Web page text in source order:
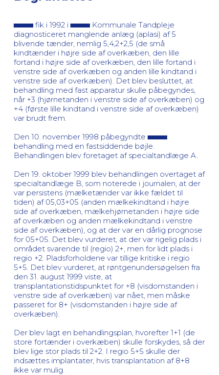
fik i 1992 i
Kommunale Tandpleje
diagnosticeret manglende anlæg (aplasi) af 5
blivende tænder, nemlig 5,4,2+2,5 (de små
kindtænder i højre side af overkæben, den lille
fortand i højre side af overkæben, den lille fortand i
venstre side af overkæben og anden lille kindtand i
venstre side af overkæben). Det blev besluttet, at
behandling med fast apparatur skulle påbegyndes,
når +3 (hjørnetanden i venstre side af overkæben) og
+4 (første lille kindtand i venstre side af overkæben)
var brudt frem.
Den 10. november 1998 påbegyndte
behandling med en fastsiddende bøjle.
Behandlingen blev foretaget af specialtandlæge A.
Den 19. oktober 1999 blev behandlingen overtaget af
specialtandlæge B, som noterede i journalen, at der
var persistens (mælketænder var ikke fældet til
tiden) af 05,03+05 (anden mælkekindtand i højre
side af overkæben, mælkehjørnetanden i højre side
af overkæben og anden mælkekindtand i venstre
side af overkæben), og at der var en dårlig prognose
for 05+05. Det blev vurderet, at der var rigelig plads i
området svarende til (regio) 2+, men for lidt plads i
regio +2. Pladsforholdene var tillige kritiske i regio
5+5. Det blev vurderet, at røntgenundersøgelsen fra
den 31. august 1999 viste, at
transplantationstidspunktet for +8 (visdomstanden i
venstre side af overkæben) var nået, men måske
passeret for 8+ (visdomstanden i højre side af
overkæben).
Der blev lagt en behandlingsplan, hvorefter 1+1 (de
store fortænder i overkæben) skulle forskydes, så der
blev lige stor plads til 2+2. I regio 5+5 skulle der
indsættes implantater, hvis transplantation af 8+8
ikke var mulig.